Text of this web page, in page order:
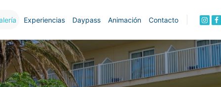
Experiencias Daypass Animación Contacto